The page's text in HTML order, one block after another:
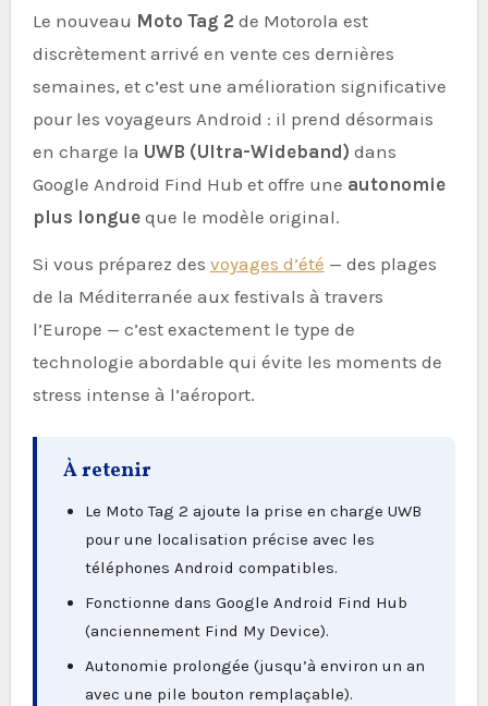
Le nouveau Moto Tag 2 de Motorola est
discrètement arrivé en vente ces dernières
semaines, et c’est une amélioration significative
pour les voyageurs Android : il prend désormais
en charge la UWB (Ultra-Wideband) dans
Google Android Find Hub et offre une autonomie
plus longueque le modèle original.
Si vous préparez des voyages d’été — des plages
de la Méditerranée aux festivals à travers
l’Europe — c’est exactement le type de
technologie abordable qui évite les moments de
stress intense à l’aéroport.
À retenir
Le Moto Tag 2 ajoute la prise en charge UWB
pour une localisation précise avec les
téléphones Android compatibles.
Fonctionne dans Google Android Find Hub
(anciennement Find My Device).
Autonomie prolongée (jusqu’à environ un an
avec une pile bouton remplaçable).